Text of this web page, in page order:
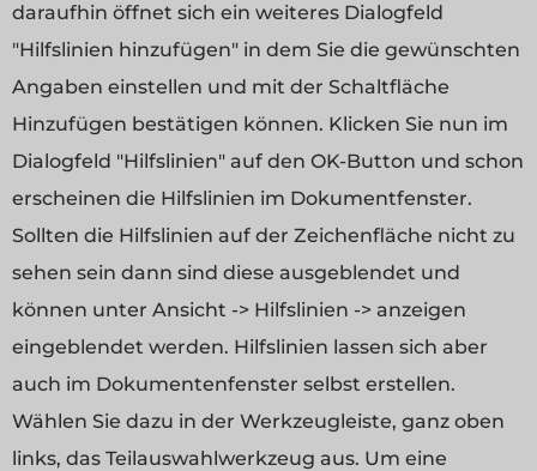
daraufhin öffnet sich ein weiteres Dialogfeld
"Hilfslinien hinzufügen" in dem Sie die gewünschten
Angaben einstellen und mit der Schaltfläche
Hinzufügen bestätigen können. Klicken Sie nun im
Dialogfeld "Hilfslinien" auf den OK-Button und schon
erscheinen die Hilfslinien im Dokumentfenster.
Sollten die Hilfslinien auf der Zeichenfläche nicht zu
sehen sein dann sind diese ausgeblendet und
können unter Ansicht -> Hilfslinien -> anzeigen
eingeblendet werden. Hilfslinien lassen sich aber
auch im Dokumentenfenster selbst erstellen.
Wählen Sie dazu in der Werkzeugleiste, ganz oben
links, das Teilauswahlwerkzeug aus. Um eine